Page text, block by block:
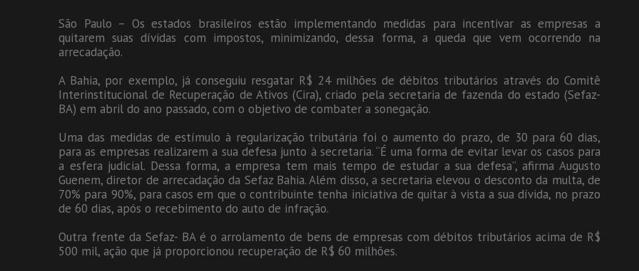
São Paulo – Os estados brasileiros estão implementando medidas para incentivar as empresas a
quitarem suas dívidas com impostos, minimizando, dessa forma, a queda que vem ocorrendo na
arrecadação.
A Bahia, por exemplo, já conseguiu resgatar R$ 24 milhões de débitos tributários através do Comitê
Interinstitucional de Recuperação de Ativos (Cira), criado pela secretaria de fazenda do estado (Sefaz-
BA) em abril do ano passado, com o objetivo de combater a sonegação.
Uma das medidas de estímulo à regularização tributária foi o aumento do prazo, de 30 para 60 dias,
para as empresas realizarem a sua defesa junto à secretaria. “É uma forma de evitar levar os casos para
a esfera judicial. Dessa forma, a empresa tem mais tempo de estudar a sua defesa”, afirma Augusto
Guenem, diretor de arrecadação da Sefaz Bahia. Além disso, a secretaria elevou o desconto da multa, de
70% para 90%, para casos em que o contribuinte tenha iniciativa de quitar à vista a sua dívida, no prazo
de 60 dias, após o recebimento do auto de infração.
Outra frente da Sefaz- BA é o arrolamento de bens de empresas com débitos tributários acima de R$
500 mil, ação que já proporcionou recuperação de R$ 60 milhões.